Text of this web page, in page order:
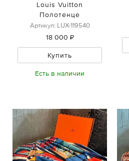
Louis Vuitton
Полотенце
Артикул: LUX-119540
18 000 ₽
Купить
Есть в наличии